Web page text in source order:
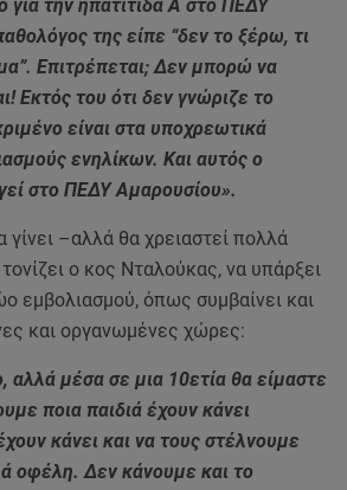
για την ηπατίτιδα Α στο ΠΕΔΥ
της είπε “δεν το ξέρω, τι
Επιτρέπεται; Δεν μπορώ να
Εκτός του ότι δεν γνώριζε το
είναι στα υποχρεωτικά
ενηλίκων. Και αυτός ο
στο ΠΕΔΥ Αμαρουσίου».
–αλλά θα χρειαστεί πολλά
ο κος Νταλούκας, να υπάρξει
εμβολιασμού, όπως συμβαίνει και
και οργανωμένες χώρες:
αλλά μέσα σε μια 10ετία θα είμαστε
ποια παιδιά έχουν κάνει
κάνει και να τους στέλνουμε
οφέλη. Δεν κάνουμε και το